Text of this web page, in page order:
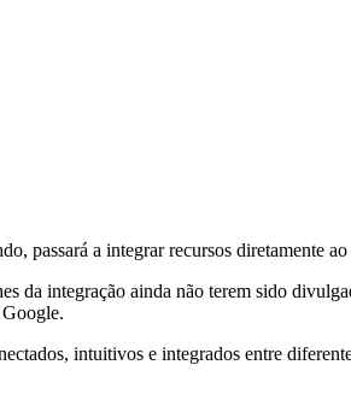
passará a integrar recursos diretamente
da integração ainda não terem sido
intuitivos e integrados entre